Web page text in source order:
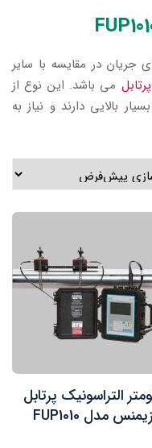
جریان در مقایسه با سایر
می باشد. این نوع از
بالایی دارند و نیاز به
التراسونیک پرتابل
زیمنس مدل FUP1010